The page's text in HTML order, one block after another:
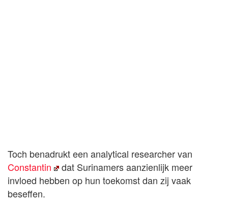
Toch benadrukt een analytical researcher van
Constantin
dat Surinamers aanzienlijk meer
invloed hebben op hun toekomst dan zij vaak
beseffen.